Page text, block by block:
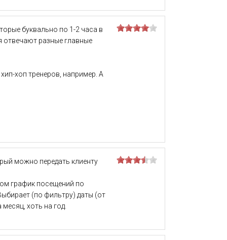
буквально по 1-2 часа в
отвечают разные главные
хоп тренеров, например. А
можно передать клиенту
график посещений по
(по фильтру) даты (от
хоть на год.